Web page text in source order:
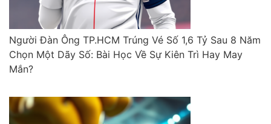
Người Đàn Ông TP.HCM Trúng Vé Số 1,6 Tỷ Sau 8 Năm
Chọn Một Dãy Số: Bài Học Về Sự Kiên Trì Hay May
Mắn?